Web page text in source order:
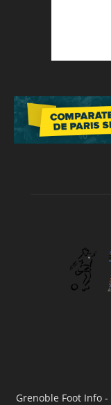
Grenoble Foot Info